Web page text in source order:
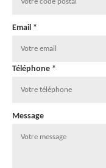
Email *
Téléphone *
Message